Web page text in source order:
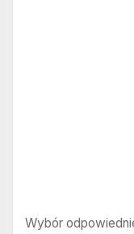
Wybór